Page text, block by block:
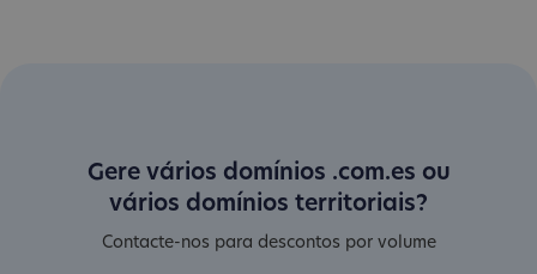
Gere vários domínios .com.es ou
vários domínios territoriais?
Contacte-nos para descontos por volume